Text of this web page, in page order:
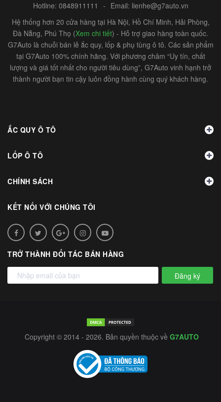
Hotline: 0848911111 - Email: lienhe@g7auto.vn
Hệ thống hơn 20 cửa hàng tại Hà Nội, Hồ Chí Minh, Hải Phòng,
Đà Nẵng, Phú Thọ (Xem chi tiết) - Hỗ trợ giao hàng toàn quốc.
G7Auto là chuỗi bán lẻ ắc quy, lốp & phụ tùng ô tô. Các sản phẩm
tại G7Auto 100% chính hãng. Với phương châm “Uy tín, chất
lượng và giá tốt nhất cho người tiêu dùng”, G7Auto vinh hạnh trở
thành người bạn tin cậy luôn đồng hành cùng quý khách hàng.
ẮC QUY Ô TÔ
LỐP Ô TÔ
CHÍNH SÁCH
KẾT NỐI VỚI CHÚNG TÔI
TRỞ THÀNH ĐỐI TÁC BÁN HÀNG
Đăng ký
Copyright © 2014 - 2026. Bản quyền thuộc về G7AUTO